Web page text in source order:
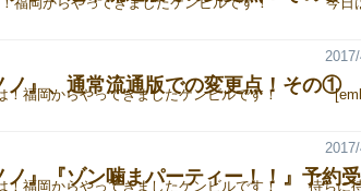
ノ』、通常流通版での変更点！その①
ノ』『ゾン噛まパーティー！！』予約受